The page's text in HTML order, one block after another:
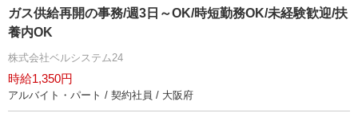
ガス供給再開の事務/週3日～OK/時短勤務OK/未経験歓迎/扶
養内OK
株式会社ベルシステム24
時給1,350円
アルバイト・パート / 契約社員 / 大阪府